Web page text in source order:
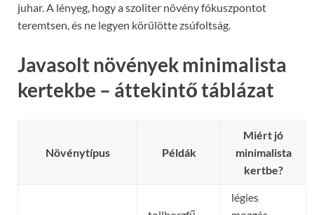
juhar. A lényeg, hogy a szoliter növény fókuszpontot
teremtsen, és ne legyen körülötte zsúfoltság.
Javasolt növények minimalista
kertekbe – áttekintő táblázat
Növénytípus Példák
Miért jó
minimalista
kertbe?
légies